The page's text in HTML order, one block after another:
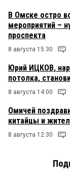
В Омске остро
мероприятий –
проспекта
8 августа 15:30
Юрий ИЦКОВ,
потолка,
8 августа 14:00
Омичей
китайцы и
8 августа 12:30